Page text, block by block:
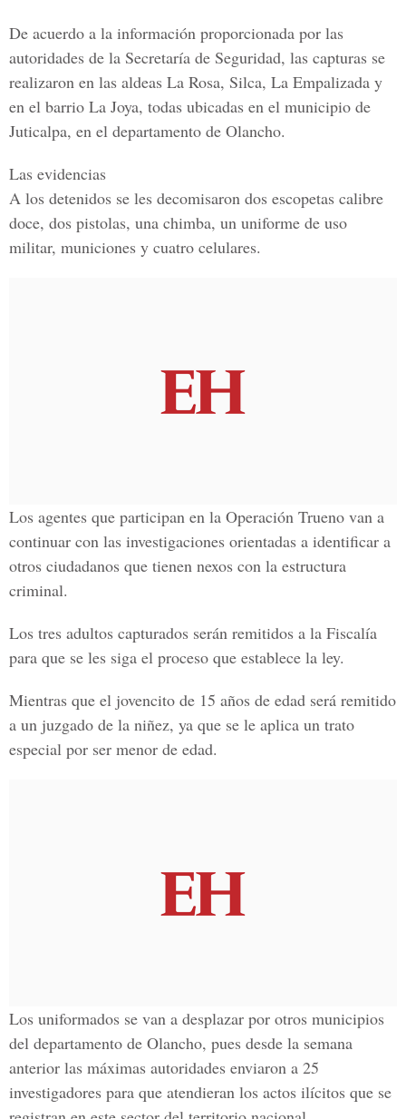
De acuerdo a la información proporcionada por las
autoridades de la Secretaría de Seguridad, las capturas se
realizaron en las aldeas La Rosa, Silca, La Empalizada y
en el barrio La Joya, todas ubicadas en el municipio de
Juticalpa, en el departamento de Olancho.
Las evidencias
A los detenidos se les decomisaron dos escopetas calibre
doce, dos pistolas, una chimba, un uniforme de uso
militar, municiones y cuatro celulares.
Los agentes que participan en la Operación Trueno van a
continuar con las investigaciones orientadas a identificar a
otros ciudadanos que tienen nexos con la estructura
criminal.
Los tres adultos capturados serán remitidos a la Fiscalía
para que se les siga el proceso que establece la ley.
Mientras que el jovencito de 15 años de edad será remitido
a un juzgado de la niñez, ya que se le aplica un trato
especial por ser menor de edad.
Los uniformados se van a desplazar por otros municipios
del departamento de Olancho, pues desde la semana
anterior las máximas autoridades enviaron a 25
investigadores para que atendieran los actos ilícitos que se